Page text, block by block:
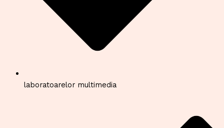
laboratoarelor multimedia